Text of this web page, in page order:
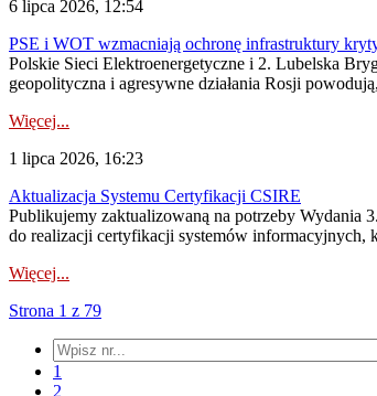
6 lipca 2026, 12:54
PSE i WOT wzmacniają ochronę infrastruktury
Polskie Sieci Elektroenergetyczne i 2. Lubelska
geopolityczna i agresywne działania Rosji
Więcej...
1 lipca 2026, 16:23
Aktualizacja Systemu Certyfikacji CSIRE
Publikujemy zaktualizowaną na potrzeby Wydania
do realizacji certyfikacji systemów informacyjnych,
Więcej...
Strona 1 z 79
1
2